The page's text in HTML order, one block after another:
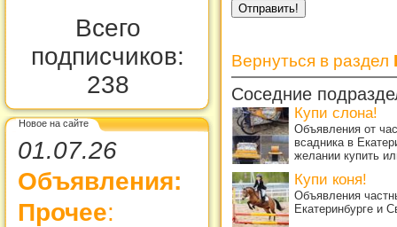
Всего
подписчиков:
238
Новое на сайте
01.07.26
Объявления:
Прочее:
Вернуться в раздел
Соседние
Купи слона!
Объявления от
всадника в
желании купить
Купи коня!
Объявления
Екатеринбурге и